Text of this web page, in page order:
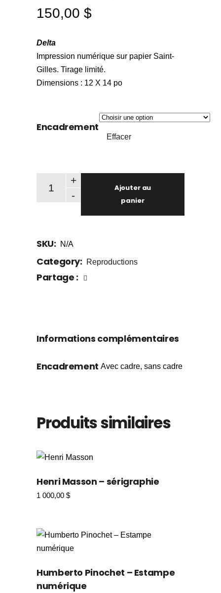
150,00 $
Delta
Impression numérique sur papier Saint-
Gilles. Tirage limité.
Dimensions : 12 X 14 po
Encadrement
Effacer
Paul Bordeleau – Estampe numérique quantity
-
+
Ajouter au
panier
SKU: N/A
Category: Reproductions
Partage :
Informations complémentaires
Encadrement Avec cadre, sans cadre
Produits similaires
Henri Masson – sérigraphie
1 000,00 $
Humberto Pinochet – Estampe
numérique